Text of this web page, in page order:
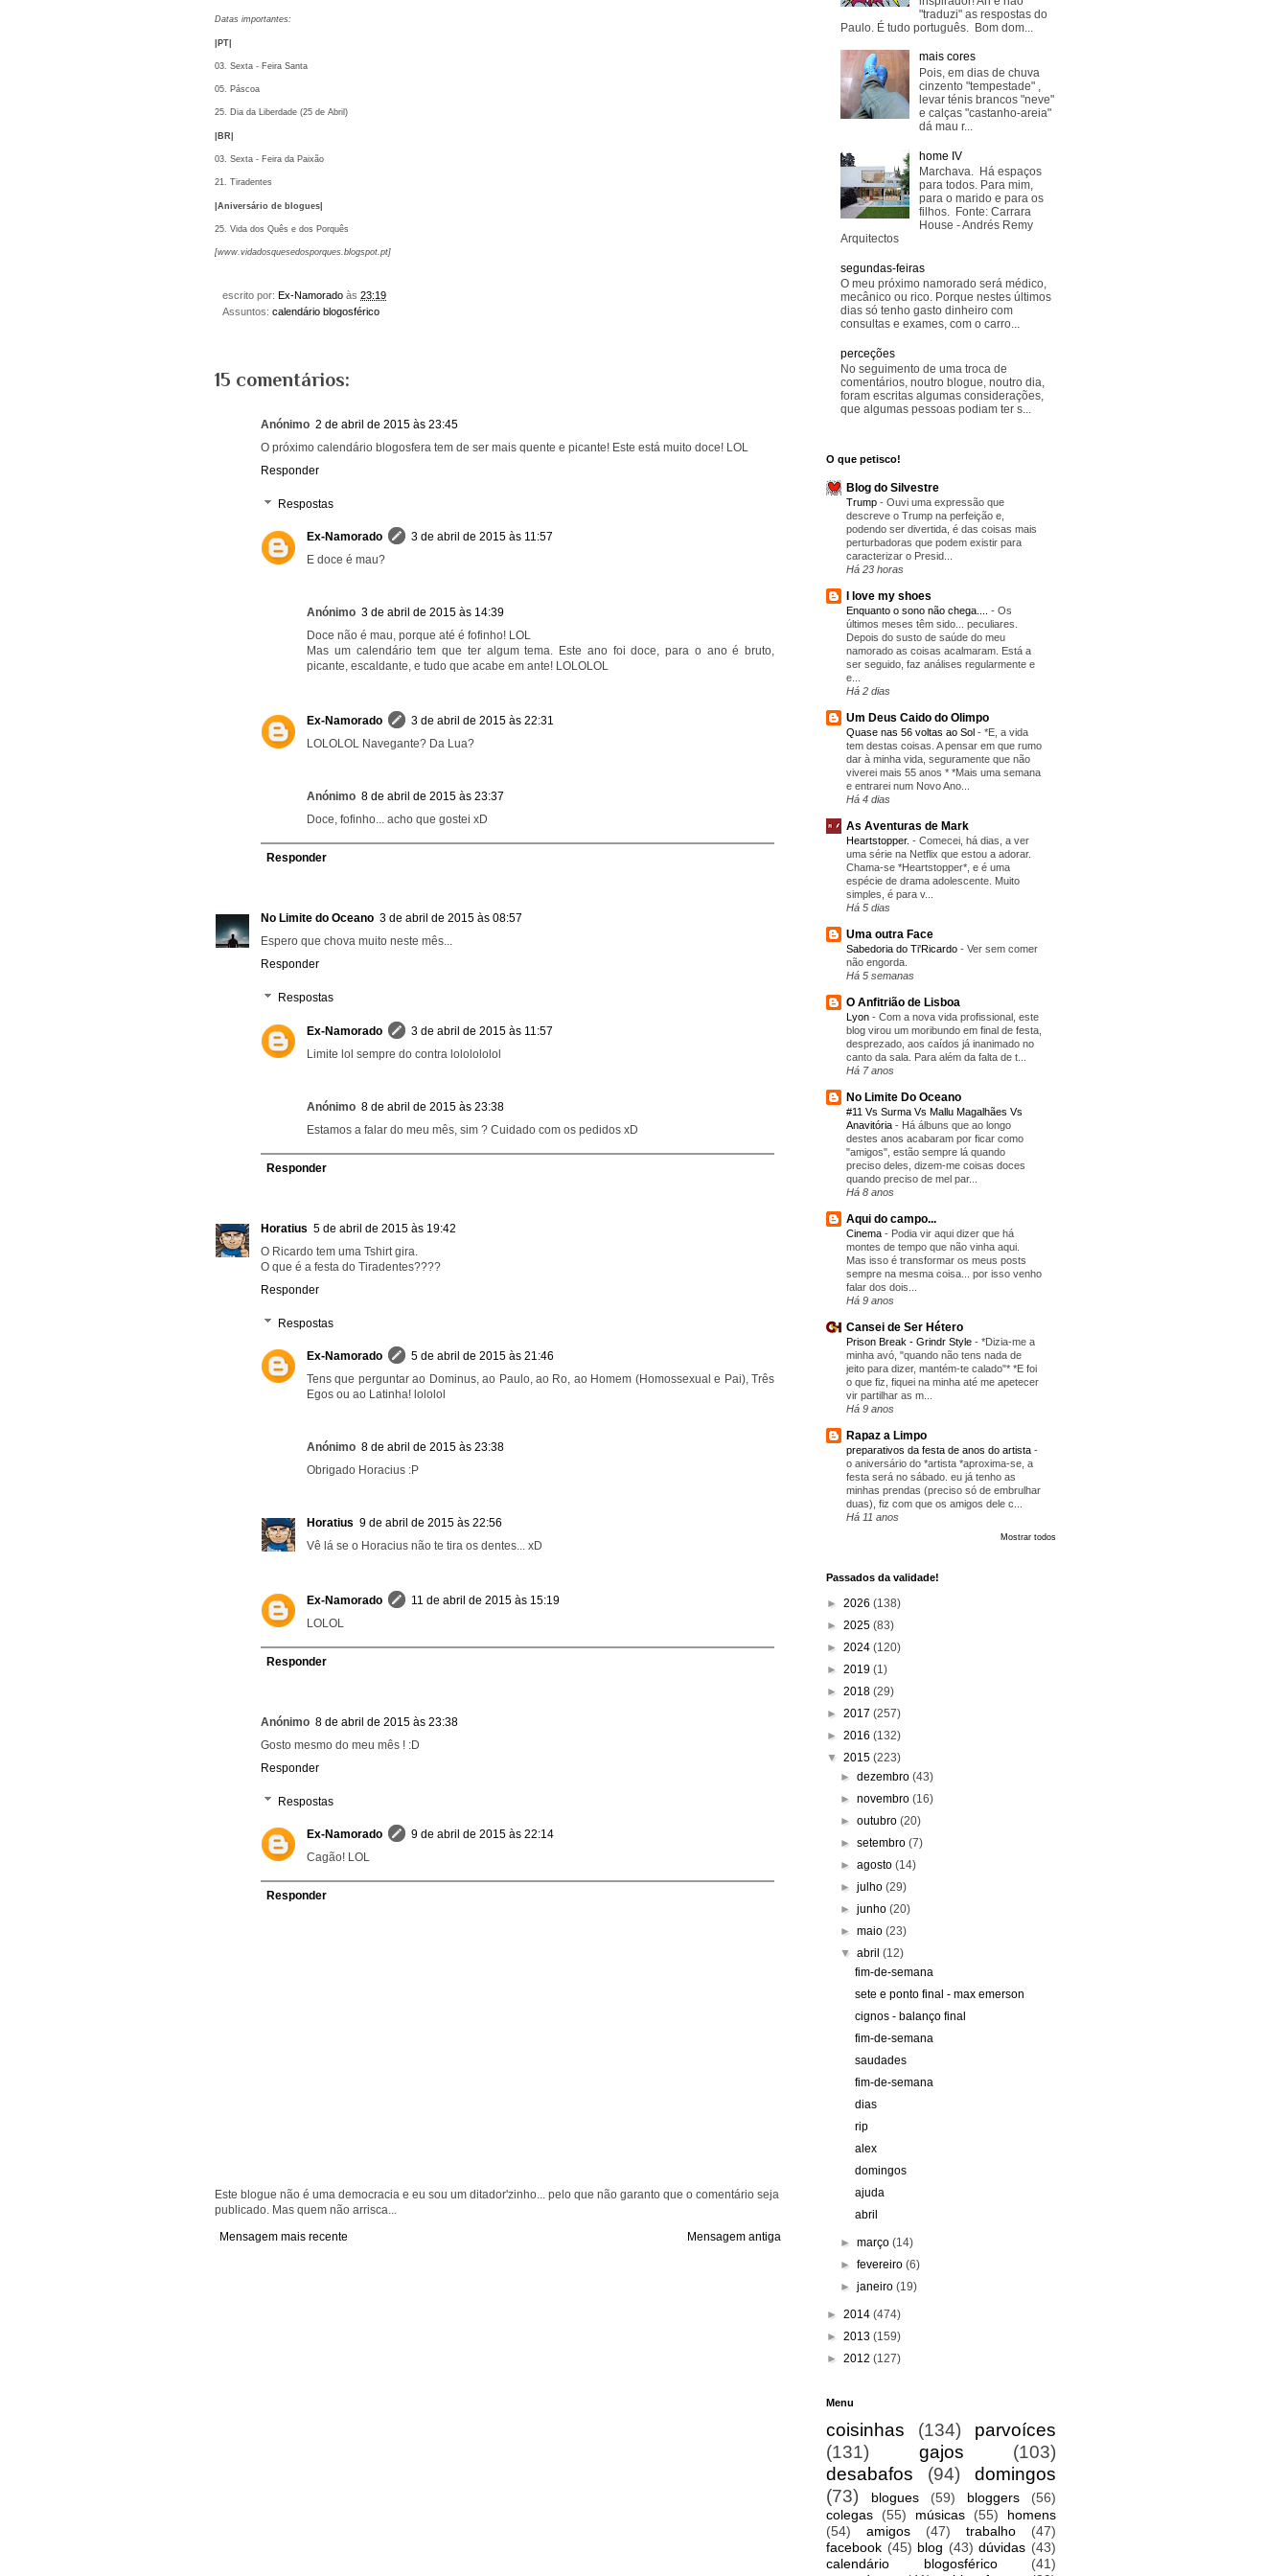
Datas importantes:
|PT|
03. Sexta - Feira Santa
05. Páscoa
25. Dia da Liberdade (25 de Abril)
|BR|
03. Sexta - Feira da Paixão
21. Tiradentes
|Aniversário de blogues|
25. Vida dos Quês e dos Porquês
[www.vidadosquesedosporques.blogspot.pt]
escrito por: Ex-Namorado às 23:19
Assuntos: calendário blogosférico
15 comentários:
Anónimo 2 de abril de 2015 às 23:45
O próximo calendário blogosfera tem de ser mais quente e picante! Este está muito doce! LOL
Responder
Respostas
Ex-Namorado
3 de abril de 2015 às 11:57
E doce é mau?
Anónimo 3 de abril de 2015 às 14:39
Doce não é mau, porque até é fofinho! LOL
Mas um calendário tem que ter algum tema. Este ano foi doce, para o ano é bruto,
picante, escaldante, e tudo que acabe em ante! LOLOLOL
Ex-Namorado
3 de abril de 2015 às 22:31
LOLOLOL Navegante? Da Lua?
Anónimo 8 de abril de 2015 às 23:37
Doce, fofinho... acho que gostei xD
Responder
No Limite do Oceano 3 de abril de 2015 às 08:57
Espero que chova muito neste mês...
Responder
Respostas
Ex-Namorado
3 de abril de 2015 às 11:57
Limite lol sempre do contra lololololol
Anónimo 8 de abril de 2015 às 23:38
Estamos a falar do meu mês, sim ? Cuidado com os pedidos xD
Responder
Horatius 5 de abril de 2015 às 19:42
O Ricardo tem uma Tshirt gira.
O que é a festa do Tiradentes????
Responder
Respostas
Ex-Namorado
5 de abril de 2015 às 21:46
Tens que perguntar ao Dominus, ao Paulo, ao Ro, ao Homem (Homossexual e Pai), Três
Egos ou ao Latinha! lololol
Anónimo 8 de abril de 2015 às 23:38
Obrigado Horacius :P
Horatius 9 de abril de 2015 às 22:56
Vê lá se o Horacius não te tira os dentes... xD
Ex-Namorado
11 de abril de 2015 às 15:19
LOLOL
Responder
Anónimo 8 de abril de 2015 às 23:38
Gosto mesmo do meu mês ! :D
Responder
Respostas
Ex-Namorado
9 de abril de 2015 às 22:14
Cagão! LOL
Responder
Este blogue não é uma democracia e eu sou um ditador'zinho... pelo que não garanto que o comentário seja
publicado. Mas quem não arrisca...
Mensagem mais recente
Mensagem antiga
"traduzi" as respostas do
Paulo. É tudo português. Bom dom...
mais cores
Pois, em dias de chuva
cinzento "tempestade" ,
levar ténis brancos "neve"
e calças "castanho-areia"
dá mau r...
home IV
Marchava. Há espaços
para todos. Para mim,
para o marido e para os
filhos. Fonte: Carrara
House - Andrés Remy
Arquitectos
segundas-feiras
O meu próximo namorado será médico,
mecânico ou rico. Porque nestes últimos
dias só tenho gasto dinheiro com
consultas e exames, com o carro...
perceções
No seguimento de uma troca de
comentários, noutro blogue, noutro dia,
foram escritas algumas considerações,
que algumas pessoas podiam ter s...
O que petisco!
Blog do Silvestre
Trump - Ouvi uma expressão que
descreve o Trump na perfeição e,
podendo ser divertida, é das coisas mais
perturbadoras que podem existir para
caracterizar o Presid...
Há 23 horas
I love my shoes
Enquanto o sono não chega.... - Os
últimos meses têm sido... peculiares.
Depois do susto de saúde do meu
namorado as coisas acalmaram. Está a
ser seguido, faz análises regularmente e
e...
Há 2 dias
Um Deus Caido do Olimpo
Quase nas 56 voltas ao Sol - *E, a vida
tem destas coisas. A pensar em que rumo
dar à minha vida, seguramente que não
viverei mais 55 anos * *Mais uma semana
e entrarei num Novo Ano...
Há 4 dias
As Aventuras de Mark
Heartstopper. - Comecei, há dias, a ver
uma série na Netflix que estou a adorar.
Chama-se *Heartstopper*, e é uma
espécie de drama adolescente. Muito
simples, é para v...
Há 5 dias
Uma outra Face
Sabedoria do Ti'Ricardo - Ver sem comer
não engorda.
Há 5 semanas
O Anfitrião de Lisboa
Lyon - Com a nova vida profissional, este
blog virou um moribundo em final de festa,
desprezado, aos caídos já inanimado no
canto da sala. Para além da falta de t...
Há 7 anos
No Limite Do Oceano
#11 Vs Surma Vs Mallu Magalhães Vs
Anavitória - Há álbuns que ao longo
destes anos acabaram por ficar como
"amigos", estão sempre lá quando
preciso deles, dizem-me coisas doces
quando preciso de mel par...
Há 8 anos
Aqui do campo...
Cinema - Podia vir aqui dizer que há
montes de tempo que não vinha aqui.
Mas isso é transformar os meus posts
sempre na mesma coisa... por isso venho
falar dos dois...
Há 9 anos
Cansei de Ser Hétero
Prison Break - Grindr Style - *Dizia-me a
minha avó, "quando não tens nada de
jeito para dizer, mantém-te calado"* *E foi
o que fiz, fiquei na minha até me apetecer
vir partilhar as m...
Há 9 anos
Rapaz a Limpo
preparativos da festa de anos do artista -
o aniversário do *artista *aproxima-se, a
festa será no sábado. eu já tenho as
minhas prendas (preciso só de embrulhar
duas), fiz com que os amigos dele c...
Há 11 anos
Mostrar todos
Passados da validade!
► 2026 (138)
► 2025 (83)
► 2024 (120)
► 2019 (1)
► 2018 (29)
► 2017 (257)
► 2016 (132)
▼ 2015 (223)
►dezembro(43)
►novembro(16)
►outubro(20)
►setembro(7)
►agosto(14)
►julho(29)
►junho(20)
►maio(23)
▼abril(12)
fim-de-semana
sete e ponto final - max emerson
cignos - balanço final
fim-de-semana
saudades
fim-de-semana
dias
rip
alex
domingos
ajuda
abril
►março(14)
►fevereiro(6)
►janeiro(19)
► 2014 (474)
► 2013 (159)
► 2012 (127)
Menu
coisinhas (134)
parvoíces
(131)
gajos
(103)
desabafos
(94)
domingos
(73)
blogues (59) bloggers
(56)
colegas
(55) músicas (55)
homens
(54)
amigos (47) trabalho
(47)
facebook (45) blog (43) dúvidas (43)
calendário blogosférico
(41)